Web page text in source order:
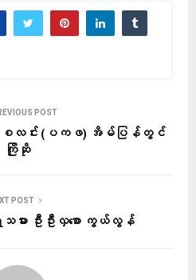
POST
စလင်း (ပကဖ) အိမ်ပြန်တွင်
ကြိုဆို
POST
ား ဦးဦးလှစော ကွယ်လွန်